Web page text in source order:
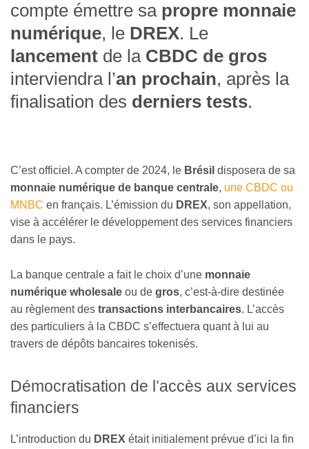
compte émettre sa propre monnaie
numérique, le DREX. Le
lancement de la CBDC de gros
interviendra l’an prochain, après la
finalisation des derniers tests.
C’est officiel. A compter de 2024, le Brésil disposera de sa
monnaie numérique de banque centrale, une CBDC ou
MNBC en français. L’émission du DREX, son appellation,
vise à accélérer le développement des services financiers
dans le pays.
La banque centrale a fait le choix d’une monnaie
numérique wholesale ou de gros, c’est-à-dire destinée
au règlement des transactions interbancaires. L’accès
des particuliers à la CBDC s’effectuera quant à lui au
travers de dépôts bancaires tokenisés.
Démocratisation de l’accès aux services
financiers
L’introduction du DREX était initialement prévue d’ici la fin